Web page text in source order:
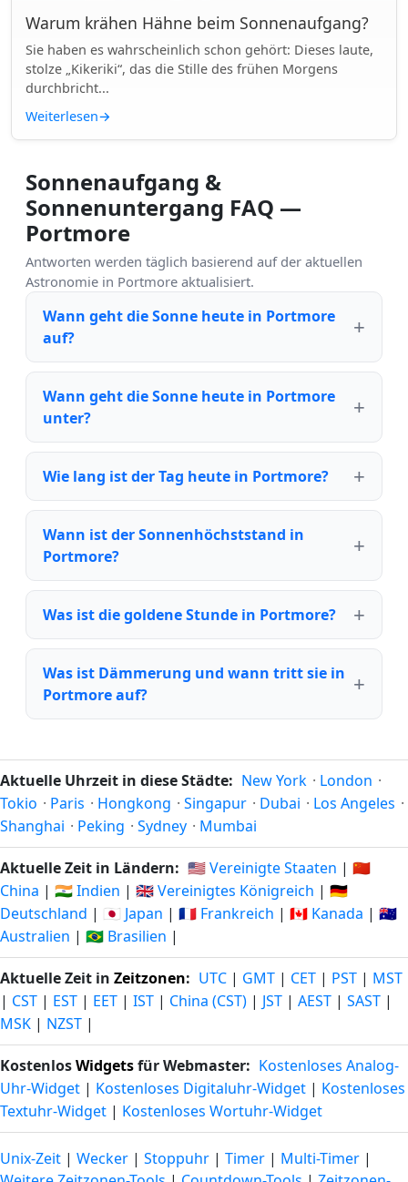
Warum krähen Hähne beim Sonnenaufgang?
Sie haben es wahrscheinlich schon gehört: Dieses laute,
stolze „Kikeriki“, das die Stille des frühen Morgens
durchbricht...
Weiterlesen→
Sonnenaufgang &
Sonnenuntergang FAQ —
Portmore
Antworten werden täglich basierend auf der aktuellen
Astronomie in Portmore aktualisiert.
Wann geht die Sonne heute in Portmore
auf?
Wann geht die Sonne heute in Portmore
unter?
Wie lang ist der Tag heute in Portmore?
Wann ist der Sonnenhöchststand in
Portmore?
Was ist die goldene Stunde in Portmore?
Was ist Dämmerung und wann tritt sie in
Portmore auf?
Aktuelle Uhrzeit in diese Städte: New York · London ·
Tokio · Paris · Hongkong · Singapur · Dubai · Los Angeles ·
Shanghai · Peking · Sydney · Mumbai
Aktuelle Zeit in Ländern: 🇺🇸 Vereinigte Staaten | 🇨🇳
China | 🇮🇳 Indien | 🇬🇧 Vereinigtes Königreich | 🇩🇪
Deutschland | 🇯🇵 Japan | 🇫🇷 Frankreich | 🇨🇦 Kanada | 🇦🇺
Australien | 🇧🇷 Brasilien |
Aktuelle Zeit in Zeitzonen: UTC | GMT | CET | PST | MST
| CST | EST | EET | IST | China (CST) | JST | AEST | SAST |
MSK | NZST |
KostenlosWidgetsfür Webmaster: Kostenloses Analog-
Uhr-Widget | Kostenloses Digitaluhr-Widget | Kostenloses
Textuhr-Widget | Kostenloses Wortuhr-Widget
Unix-Zeit | Wecker | Stoppuhr | Timer | Multi-Timer |